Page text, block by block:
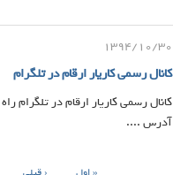
1394/10/30
کانال رسمی کاریار ارقام در تلگرام
کانال رسمی کاریار ارقام در تلگرام
آدرس ....